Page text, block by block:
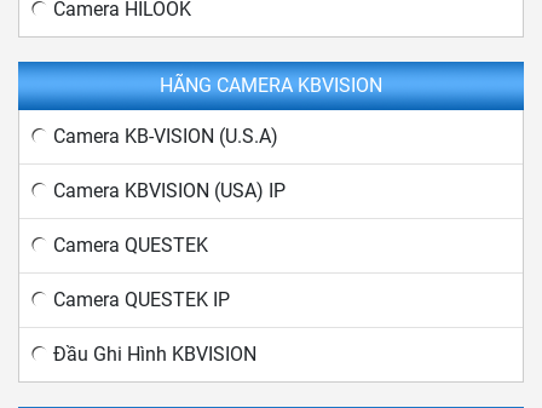
Camera HILOOK
HÃNG CAMERA KBVISION
Camera KB-VISION (U.S.A)
Camera KBVISION (USA) IP
Camera QUESTEK
Camera QUESTEK IP
Đầu Ghi Hình KBVISION